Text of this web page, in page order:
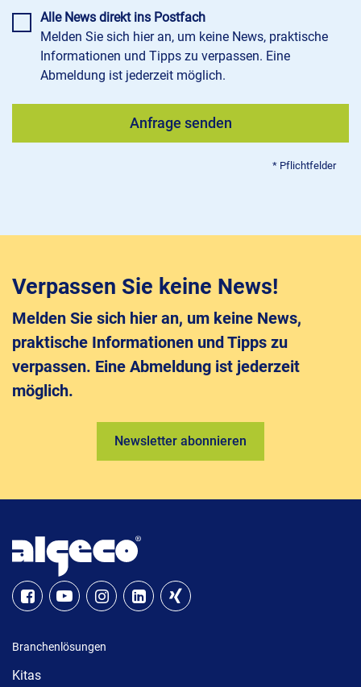
Alle News direkt ins Postfach
Melden Sie sich hier an, um keine News, praktische
Informationen und Tipps zu verpassen. Eine
Abmeldung ist jederzeit möglich.
Verpassen Sie keine News!
Melden Sie sich hier an, um keine News,
praktische Informationen und Tipps zu
verpassen. Eine Abmeldung ist jederzeit
möglich.
Newsletter abonnieren
Branchenlösungen
Kitas